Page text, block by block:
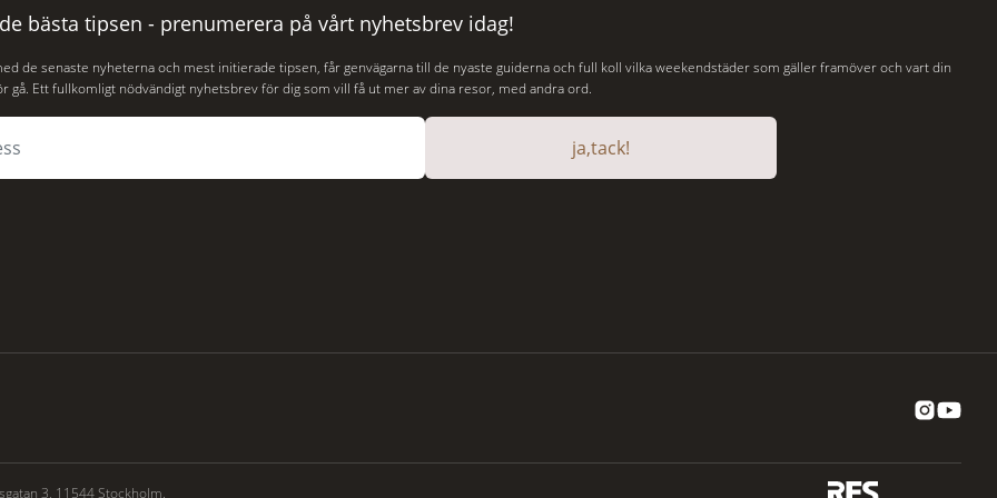
hjälp
bästa tipsen - prenumerera på vårt nyhetsbrev idag!
de senaste nyheterna och mest initierade tipsen, får genvägarna till de nyaste guiderna och full koll vilka weekendstäder som gäller framöver och vart din
gå. Ett fullkomligt nödvändigt nyhetsbrev för dig som vill få ut mer av dina resor, med andra ord.
ja,tack!
3, 11544 Stockholm.